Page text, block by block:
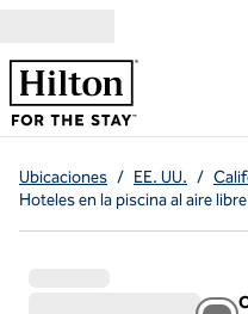
Ubicaciones / EE. UU. /
Hoteles en la piscina al aire